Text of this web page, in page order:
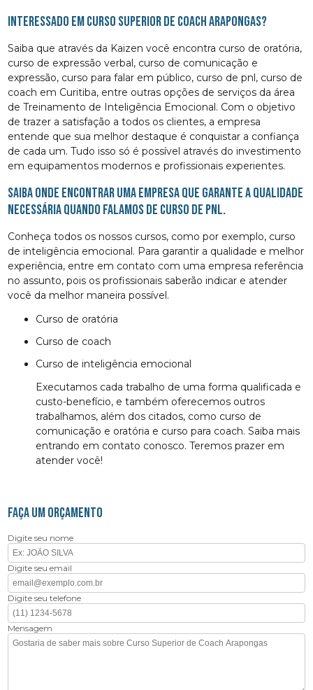
Interessado em curso superior de coach Arapongas?
Saiba que através da Kaizen você encontra curso de oratória,
curso de expressão verbal, curso de comunicação e
expressão, curso para falar em público, curso de pnl, curso de
coach em Curitiba, entre outras opções de serviços da área
de Treinamento de Inteligência Emocional. Com o objetivo
de trazer a satisfação a todos os clientes, a empresa
entende que sua melhor destaque é conquistar a confiança
de cada um. Tudo isso só é possível através do investimento
em equipamentos modernos e profissionais experientes.
Saiba onde encontrar uma empresa que garante a qualidade
necessária quando falamos de curso de pnl.
Conheça todos os nossos cursos, como por exemplo, curso
de inteligência emocional. Para garantir a qualidade e melhor
experiência, entre em contato com uma empresa referência
no assunto, pois os profissionais saberão indicar e atender
você da melhor maneira possível.
curso de oratória
curso de coach
curso de inteligência emocional
Executamos cada trabalho de uma forma qualificada e
custo-benefício, e também oferecemos outros
trabalhamos, além dos citados, como curso de
comunicação e oratória e curso para coach. Saiba mais
entrando em contato conosco. Teremos prazer em
atender você!
FAÇA UM ORÇAMENTO
Digite seu nome
Digite seu email
Digite seu telefone
Mensagem